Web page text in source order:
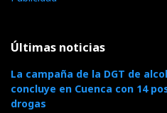
Últimas noticias
La campaña de la DGT de
concluye en Cuenca con 14
drogas